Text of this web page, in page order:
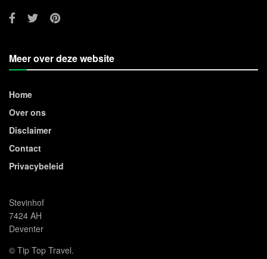
Meer over deze website
Home
Over ons
Disclaimer
Contact
Privacybeleid
Stevinhof
7424 AH
Deventer
© Tip Top Travel.